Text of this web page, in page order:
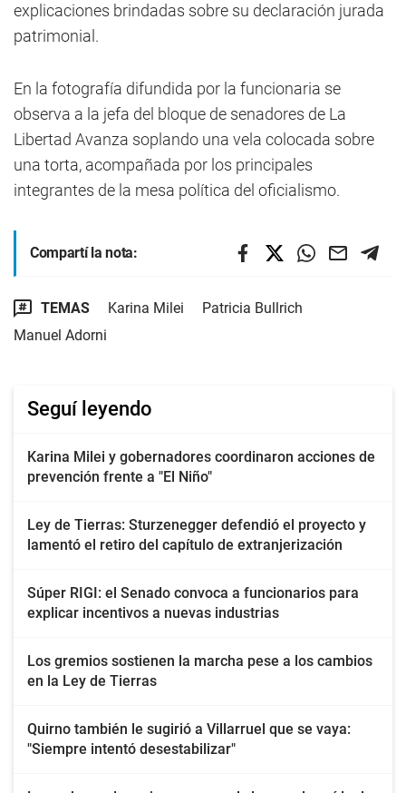
explicaciones brindadas sobre su declaración jurada
patrimonial.
En la fotografía difundida por la funcionaria se
observa a la jefa del bloque de senadores de La
Libertad Avanza soplando una vela colocada sobre
una torta, acompañada por los principales
integrantes de la mesa política del oficialismo.
Compartí la nota:
TEMAS Karina Milei
Patricia Bullrich
Manuel Adorni
Seguí leyendo
Karina Milei y gobernadores coordinaron acciones de
prevención frente a "El Niño"
Ley de Tierras: Sturzenegger defendió el proyecto y
lamentó el retiro del capítulo de extranjerización
Súper RIGI: el Senado convoca a funcionarios para
explicar incentivos a nuevas industrias
Los gremios sostienen la marcha pese a los cambios
en la Ley de Tierras
Quirno también le sugirió a Villarruel que se vaya:
"Siempre intentó desestabilizar"